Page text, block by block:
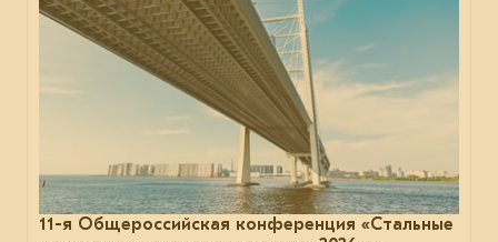
11-я Общероссийская конференция «Стальные